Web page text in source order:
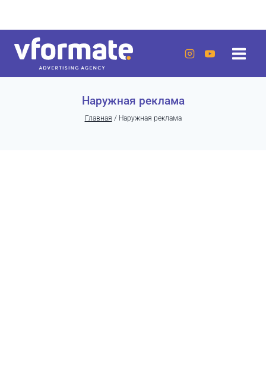
содержанию
Наружная реклама
Главная / Наружная реклама